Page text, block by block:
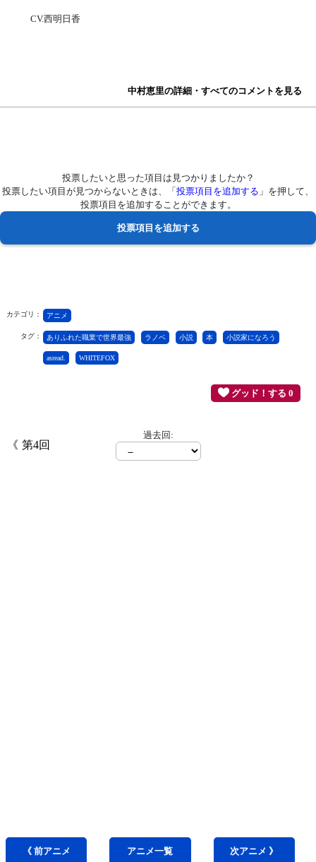
CV.西明日香
中村恵里の詳細・すべてのコメントを見る
投票したいと思った項目は見つかりましたか？
投票したい項目が見つからないときは、「 投票項目を追加する 」を押して、
投票項目を追加することができます。
カテゴリ： アニメ
タグ： ありふれた職業で世界最強 ラノベ 小説 本 小説家になろう
asread. WHITEFOX
グッド！する 0
第4回
過去回:
《 前アニメ アニメ一覧 次アニメ 》